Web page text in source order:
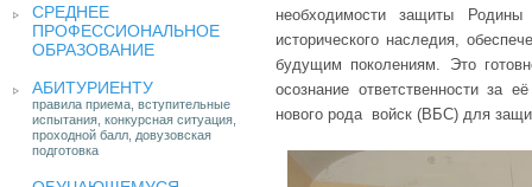
СРЕДНЕЕ
ПРОФЕССИОНАЛЬНОЕ
ОБРАЗОВАНИЕ
АБИТУРИЕНТУ
правила приема, вступительные
испытания, конкурсная ситуация,
проходной балл, довузовская
подготовка
необходимости защиты
исторического наследия,
будущим поколениям. Это
осознание ответственности за
нового рода войск (ВБС) для